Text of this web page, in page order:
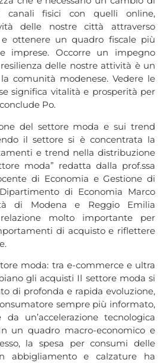
canali fisici con quelli online,
delle nostre città attraverso
ottenere un quadro fiscale più
imprese. Occorre un impegno
delle nostre attività è un
comunità modenese. Vedere le
significa vitalità e prosperità per
Po.
del settore moda e sui trend
il settore si è concentrata la
e trend nella distribuzione
moda” redatta dalla prof.ssa
di Economia e Gestione di
di Economia Marco
di Modena e Reggio Emilia
relazione molto importante per
di acquisto e riflettere
moda: tra e-commerce e ultra
gli acquisti Il settore moda si
di profonda e rapida evoluzione,
sempre più informato,
un’accelerazione tecnologica
un quadro macro-economico e
la spesa per consumi delle
abbigliamento e calzature ha